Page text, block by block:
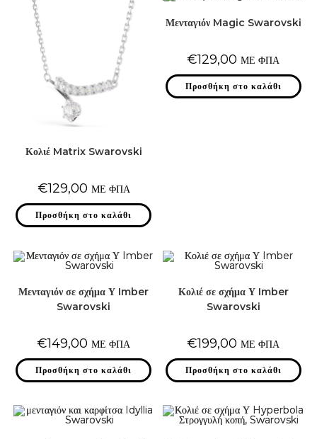
Κολιέ Matrix Swarovski
€129,00 ΜΕ ΦΠΑ
Προσθήκη στο καλάθι
Μενταγιόν Magic Swarovski
€129,00 ΜΕ ΦΠΑ
Προσθήκη στο καλάθι
Μενταγιόν σε σχήμα Υ Imber
Swarovski
€149,00 ΜΕ ΦΠΑ
Προσθήκη στο καλάθι
Κολιέ σε σχήμα Υ Imber
Swarovski
€199,00 ΜΕ ΦΠΑ
Προσθήκη στο καλάθι